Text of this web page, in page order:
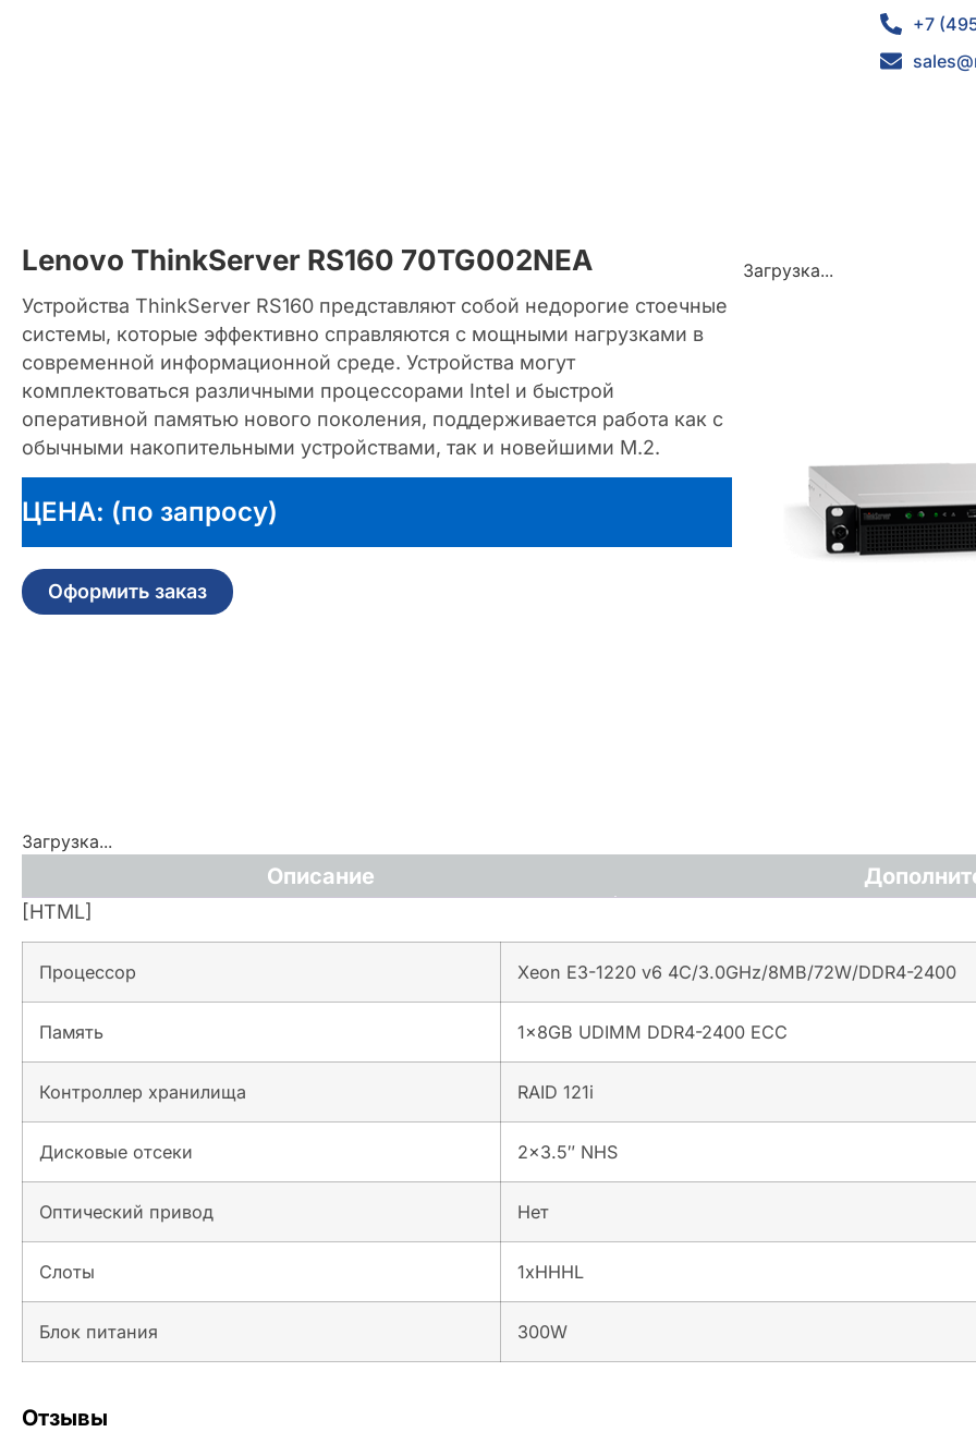
+7
Lenovo ThinkServer RS160 70TG002NEA
Устройства ThinkServer RS160 представляют собой недорогие стоечные
системы, которые эффективно справляются с мощными нагрузками в
современной информационной среде. Устройства могут
комплектоваться различными процессорами Intel и быстрой
оперативной памятью нового поколения, поддерживается работа как с
обычными накопительными устройствами, так и новейшими M.2.
ЦЕНА: (по запросу)
Оформить заказ
Загрузка...
Загрузка...
Описание
[HTML]
Процессор Xeon E3-1220 v6 4C/3.0GHz/8MB/72W/DDR4-2400
Память 1x8GB UDIMM DDR4-2400 ECC
Контроллер хранилища RAID 121i
Дисковые отсеки 2×3.5″ NHS
Оптический привод Нет
Слоты 1xHHHL
Блок питания 300W
Отзывы